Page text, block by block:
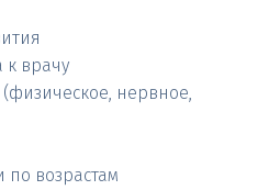
нервное,